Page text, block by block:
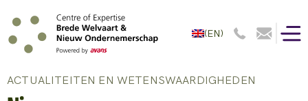
(EN)
ACTUALITEITEN EN WETENSWAARDIGHEDEN